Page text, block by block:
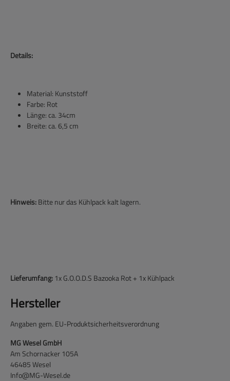
Details:
Material: Kunststoff
Farbe: Rot
Länge: ca. 34cm
Breite: ca. 6,5 cm
Hinweis:Bitte nur das Kühlpack kalt lagern.
Lieferumfang: 1x G.O.O.D.S Bazooka Rot + 1x Kühlpack
Hersteller
Angaben gem. EU-Produktsicherheitsverordnung
MG Wesel GmbH
Am Schornacker 105A
46485 Wesel
Info@MG-Wesel.de